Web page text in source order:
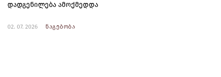
დადგენილება ამოქმედდა
02. 07. 2026 ნაგებობა